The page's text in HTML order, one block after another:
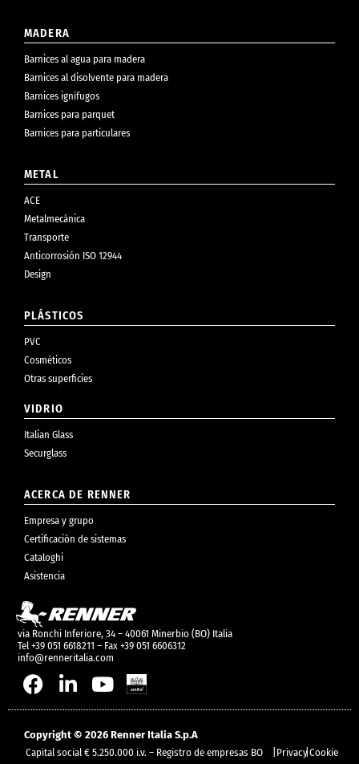
MADERA
Barnices al agua para madera
Barnices al disolvente para madera
Barnices ignífugos
Barnices para parquet
Barnices para particulares
METAL
ACE
Metalmecánica
Transporte
Anticorrosión ISO 12944
Design
PLÁSTICOS
PVC
Cosméticos
Otras superficies
VIDRIO
Italian Glass
Securglass
ACERCA DE RENNER
Empresa y grupo
Certificación de sistemas
Cataloghi
Asistencia
via Ronchi Inferiore, 34 – 40061 Minerbio (BO) Italia
Tel +39 051 6618211 – Fax +39 051 6606312
info@renneritalia.com
Copyright © 2026 Renner Italia S.p.A
Capital social € 5.250.000 i.v. – Registro de empresas BO
|Privacy|Cookie